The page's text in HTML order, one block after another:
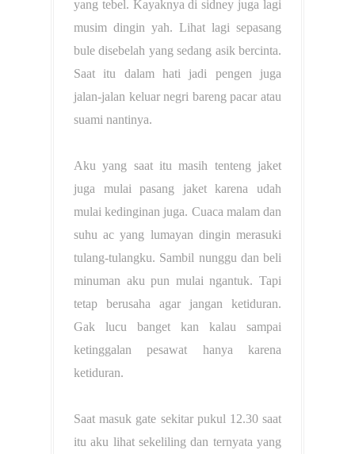
yang tebel. Kayaknya di sidney juga lagi
musim dingin yah. Lihat lagi sepasang
bule disebelah yang sedang asik bercinta.
Saat itu dalam hati jadi pengen juga
jalan-jalan keluar negri bareng pacar atau
suami nantinya.
Aku yang saat itu masih tenteng jaket
juga mulai pasang jaket karena udah
mulai kedinginan juga. Cuaca malam dan
suhu ac yang lumayan dingin merasuki
tulang-tulangku. Sambil nunggu dan beli
minuman aku pun mulai ngantuk. Tapi
tetap berusaha agar jangan ketiduran.
Gak lucu banget kan kalau sampai
ketinggalan pesawat hanya karena
ketiduran.
Saat masuk gate sekitar pukul 12.30 saat
itu aku lihat sekeliling dan ternyata yang